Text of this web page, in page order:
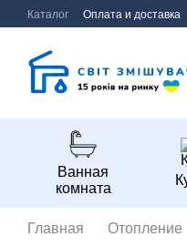
Перейти к основному
Каталог Оплата и доставка
Ванная
комната
Главная Отопление